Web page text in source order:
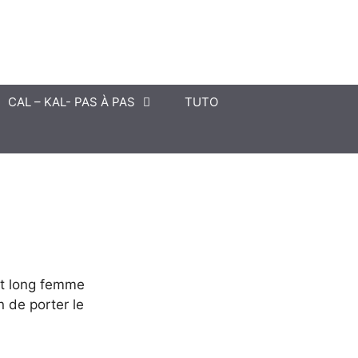
CAL – KAL- PAS À PAS TUTO
long femme
de porter le